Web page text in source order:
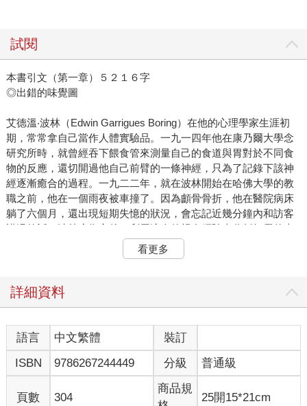
試閱
本書引文（第一章）５２１６字
◎出錯的味覺圖
艾德溫‧波林（Edwin Garrigues Boring）在他的心理學家生涯初
期，常常拿自己當作人體實驗品。一九一四年他在康乃爾大學念
研究所時，就曾經吞下餵食管來測量自己的食道與胃對於不同食
物的反應，還切開過他自己前臂的一條神經，只為了記錄下該神
經逐漸癒合的過程。一九二二年，就在波林開始在哈佛大學的教
職之前，他在一個雨夜被車撞了。因為顱骨骨折，他在醫院病床
躺了六個月，還出現短期失憶的狀況，會忘記近幾分鐘內和訪客
講過的話。波林康復之後，利用這次的親身經驗來分析知覺的本
質，探討活在當下的人是否真的有意識。
波林曾因為「波林圖」（Boring figure）這幅新奇有趣的小圖而聲
只要觀看的角度稍微改變，圖案會從老婦的臉變成年輕女人的
過的感覺，在波林成為二十世紀最具影響力的心理學家的過程
中，頗有助益。
他的工作剛開始時，這個領域像是各種學科的大雜燴，有哲學、
治療和實驗室實驗，每個學科都有各自的方法與專業術語。哈佛
大學舉足輕重，身在這有利地位上，波林把心理學推動變成更一
看更多
詳細資料
語言 中文繁體
裝訂
ISBN
9786267244449 分級 普通級
頁數 304
商品規
25開15*21cm